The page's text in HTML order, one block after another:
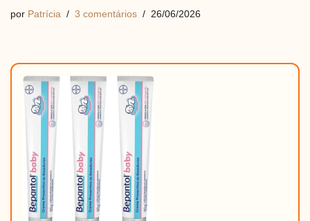
por Patrícia 3 comentários 26/06/2026